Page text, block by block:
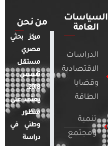
السياسات
العامة
الدراسات
الاقتصادية
وقضايا
الطاقة
تنمية
ومجتمع
من نحن
مركز بحثي
مصري
مستقل
تأسس
2018.
يعتمد على
منظور
وطني في
دراسة